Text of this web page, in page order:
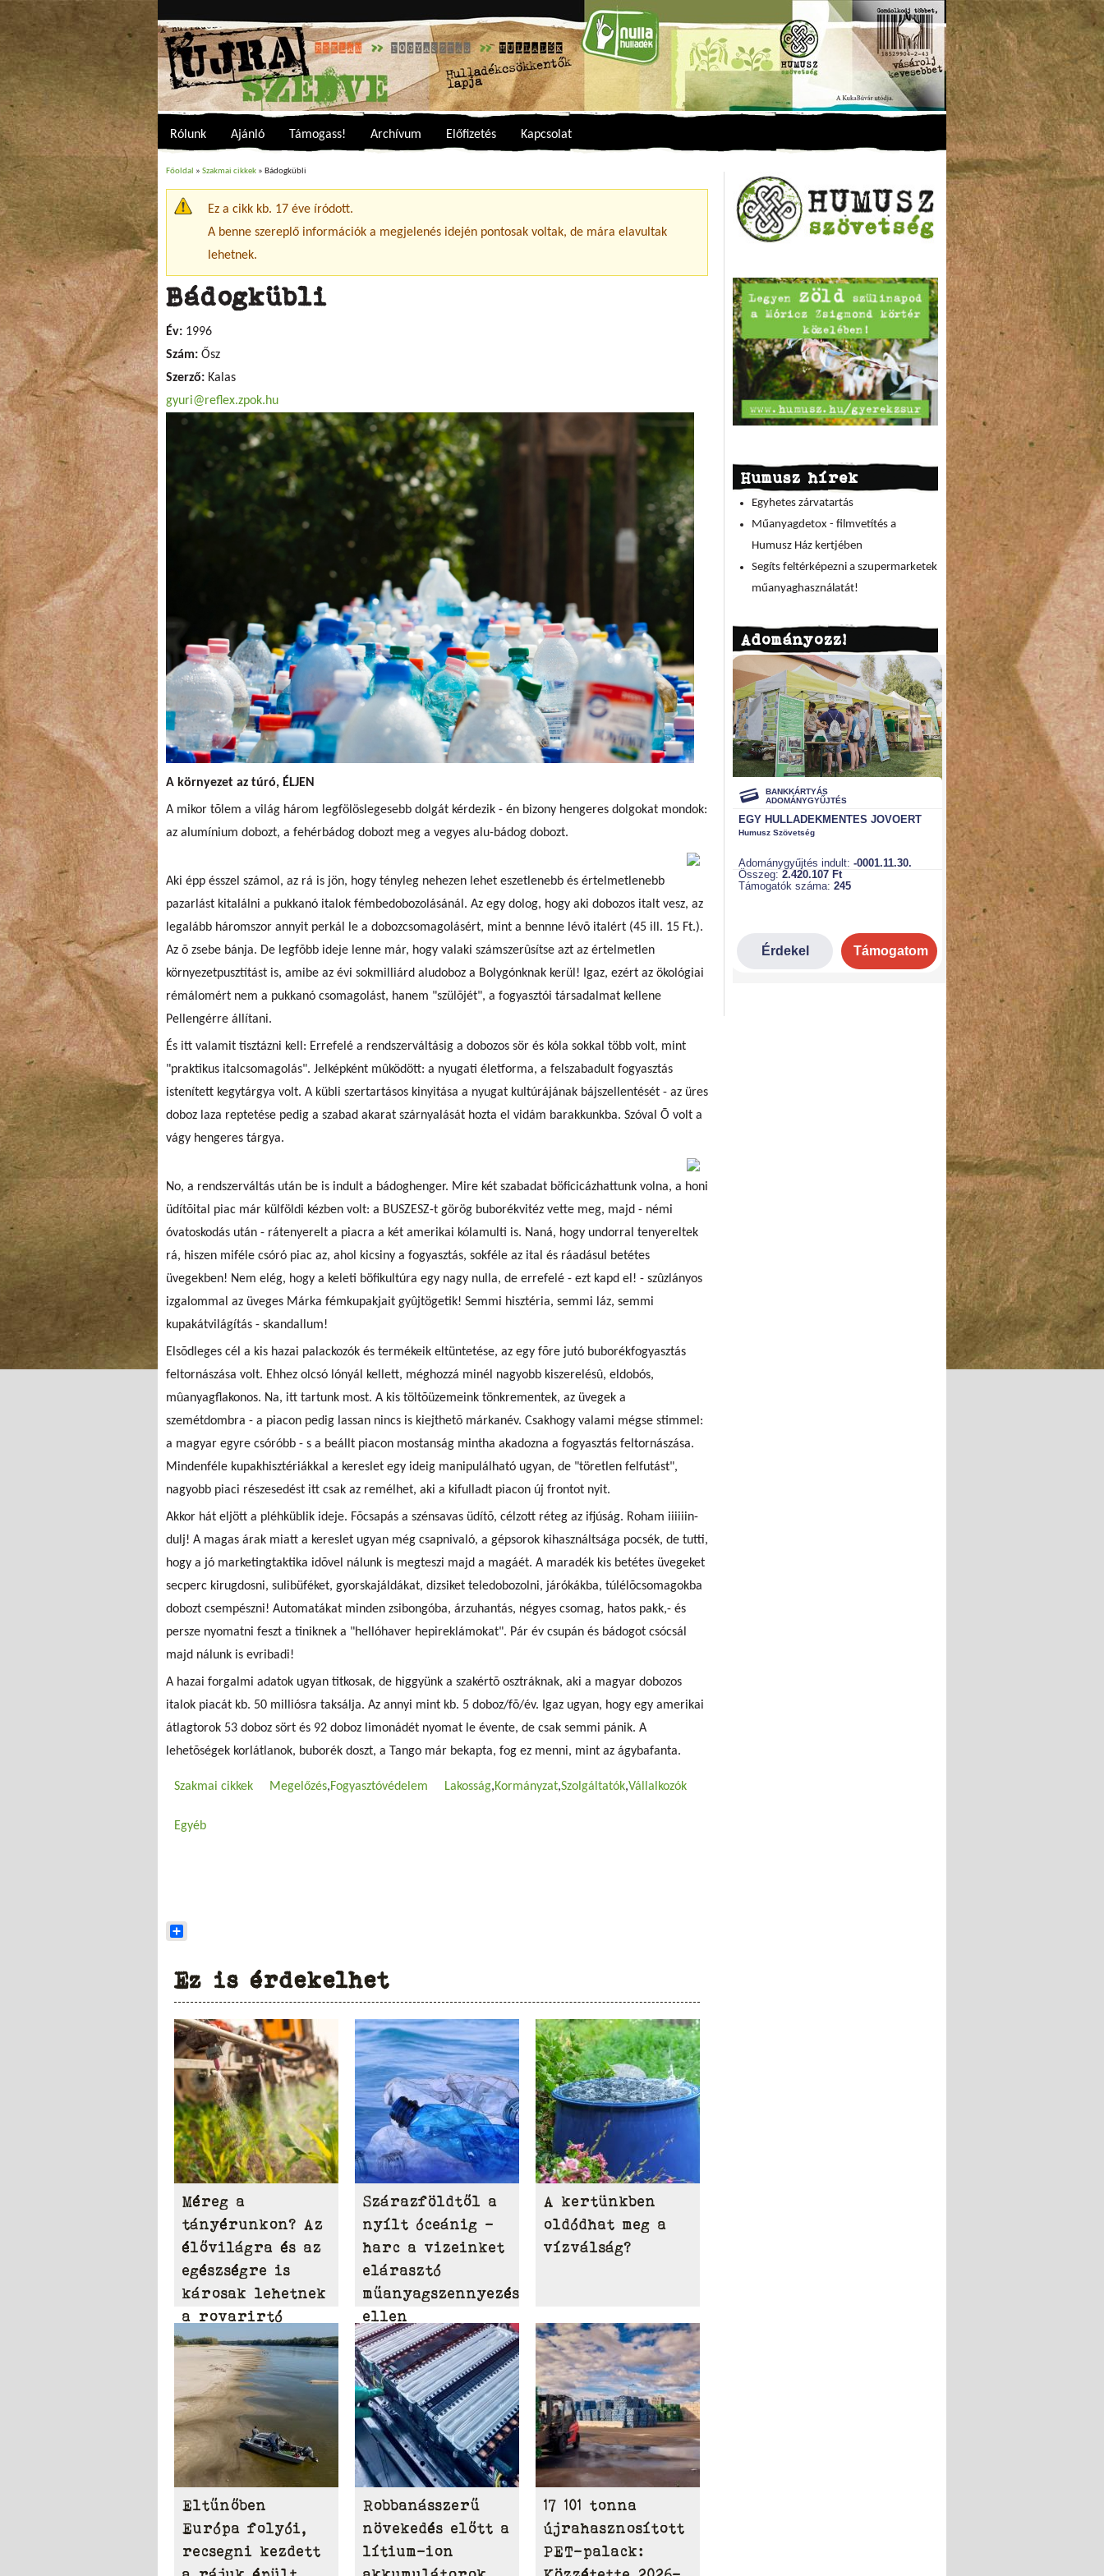
Rólunk Ajánló Támogass! Archívum Előfizetés Kapcsolat
Jelenlegi hely
Főoldal » Szakmai cikkek » Bádogkübli
Figyelmeztető üzenet
Ez a cikk kb. 17 éve íródott.
A benne szereplő információk a megjelenés idején pontosak voltak, de mára elavultak
lehetnek.
Bádogkübli
Év: 1996
Szám: Ősz
Szerző: Kalas
gyuri@reflex.zpok.hu
A környezet az túró, ÉLJEN
A mikor tõlem a világ három legfölöslegesebb dolgát kérdezik - én bizony hengeres dolgokat mondok:
az alumínium dobozt, a fehérbádog dobozt meg a vegyes alu-bádog dobozt.
Aki épp ésszel számol, az rá is jön, hogy tényleg nehezen lehet eszetlenebb és értelmetlenebb
pazarlást kitalálni a pukkanó italok fémbedobozolásánál. Az egy dolog, hogy aki dobozos italt vesz, az
legalább háromszor annyit perkál le a dobozcsomagolásért, mint a bennne lévõ italért (45 ill. 15 Ft.).
Az õ zsebe bánja. De legfõbb ideje lenne már, hogy valaki számszerûsítse azt az értelmetlen
környezetpusztítást is, amibe az évi sokmilliárd aludoboz a Bolygónknak kerül! Igaz, ezért az ökológiai
rémálomért nem a pukkanó csomagolást, hanem "szülõjét", a fogyasztói társadalmat kellene
Pellengérre állítani.
És itt valamit tisztázni kell: Errefelé a rendszerváltásig a dobozos sör és kóla sokkal több volt, mint
"praktikus italcsomagolás". Jelképként mûködött: a nyugati életforma, a felszabadult fogyasztás
istenített kegytárgya volt. A kübli szertartásos kinyitása a nyugat kultúrájának bájszellentését - az üres
doboz laza reptetése pedig a szabad akarat szárnyalását hozta el vidám barakkunkba. Szóval Õ volt a
vágy hengeres tárgya.
No, a rendszerváltás után be is indult a bádoghenger. Mire két szabadat böficicázhattunk volna, a honi
üdítõital piac már külföldi kézben volt: a BUSZESZ-t görög buborékvitéz vette meg, majd - némi
óvatoskodás után - rátenyerelt a piacra a két amerikai kólamulti is. Naná, hogy undorral tenyereltek
rá, hiszen miféle csóró piac az, ahol kicsiny a fogyasztás, sokféle az ital és ráadásul betétes
üvegekben! Nem elég, hogy a keleti böfikultúra egy nagy nulla, de errefelé - ezt kapd el! - szûzlányos
izgalommal az üveges Márka fémkupakjait gyûjtögetik! Semmi hisztéria, semmi láz, semmi
kupakátvilágítás - skandallum!
Elsõdleges cél a kis hazai palackozók és termékeik eltüntetése, az egy fõre jutó buborékfogyasztás
feltornászása volt. Ehhez olcsó lónyál kellett, méghozzá minél nagyobb kiszerelésû, eldobós,
mûanyagflakonos. Na, itt tartunk most. A kis töltõüzemeink tönkrementek, az üvegek a
szemétdombra - a piacon pedig lassan nincs is kiejthetõ márkanév. Csakhogy valami mégse stimmel:
a magyar egyre csóróbb - s a beállt piacon mostanság mintha akadozna a fogyasztás feltornászása.
Mindenféle kupakhisztériákkal a kereslet egy ideig manipulálható ugyan, de "töretlen felfutást",
nagyobb piaci részesedést itt csak az remélhet, aki a kifulladt piacon új frontot nyit.
Akkor hát eljött a pléhküblik ideje. Fõcsapás a szénsavas üdítõ, célzott réteg az ifjúság. Roham iiiiiin-
dulj! A magas árak miatt a kereslet ugyan még csapnivaló, a gépsorok kihasználtsága pocsék, de tutti,
hogy a jó marketingtaktika idõvel nálunk is megteszi majd a magáét. A maradék kis betétes üvegeket
secperc kirugdosni, sulibüféket, gyorskajáldákat, dizsiket teledobozolni, járókákba, túlélõcsomagokba
dobozt csempészni! Automatákat minden zsibongóba, árzuhantás, négyes csomag, hatos pakk,- és
persze nyomatni feszt a tiniknek a "hellóhaver hepireklámokat". Pár év csupán és bádogot csócsál
majd nálunk is evribadi!
A hazai forgalmi adatok ugyan titkosak, de higgyünk a szakértõ osztráknak, aki a magyar dobozos
italok piacát kb. 50 milliósra taksálja. Az annyi mint kb. 5 doboz/fõ/év. Igaz ugyan, hogy egy amerikai
átlagtorok 53 doboz sört és 92 doboz limonádét nyomat le évente, de csak semmi pánik. A
lehetõségek korlátlanok, buborék doszt, a Tango már bekapta, fog ez menni, mint az ágybafanta.
Szakmai cikkek Megelőzés Fogyasztóvédelem Lakosság Kormányzat Szolgáltatók Vállalkozók
Egyéb
Ez is érdekelhet
Méreg a
tányérunkon? Az
élővilágra és az
egészségre is
károsak lehetnek
a rovarirtó
szerek
Szárazföldtől a
nyílt óceánig –
harc a vizeinket
elárasztó
műanyagszennyezés
ellen
A kertünkben
oldódhat meg a
vízválság?
Eltűnőben
Európa folyói,
recsegni kezdett
Robbanásszerű
növekedés előtt a
lítium-ion
17 101 tonna
újrahasznosított
PET-palack:
Humusz hírek
Egyhetes zárvatartás
Műanyagdetox - filmvetítés a
Humusz Ház kertjében
Segíts feltérképezni a szupermarketek
műanyaghasználatát!
Adományozz!